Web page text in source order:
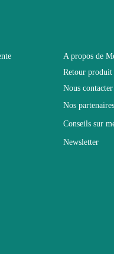
et MDF de première qualité
A propos de
Retour produit
Nous contacter
Nos
Conseils sur
Newsletter